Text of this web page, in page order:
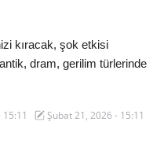
kıracak, şok etkisi
dram, gerilim türlerinde
Şubat 21, 2026 - 15:11